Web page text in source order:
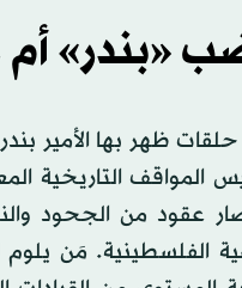
«بندر»
حلقات ظهر بها الأمير
المواقف التاريخية
عقود من الجحود
الفلسطينية. مَن